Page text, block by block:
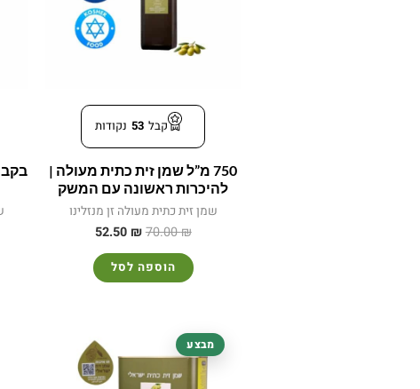
קבל 53 נקודות
750 מ”ל שמן זית כתית מעולה |
להיכרות ראשונה עם המשק
שמן זית כתית מעולה זן מנזלינו
70.00₪
52.50 ₪
הוספה לסל
מבצע
המקורי
היה:
140.00 ₪.
הנוכחי
הוא:
120.00 ₪.